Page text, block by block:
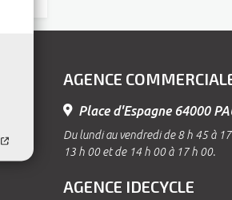
AGENCE
Place d'Espagne 64000
Du lundi au vendredi de 8 h 45 à
13 h 00 et de 14 h 00 à 17 h 00.
AGENCE IDECYCLE